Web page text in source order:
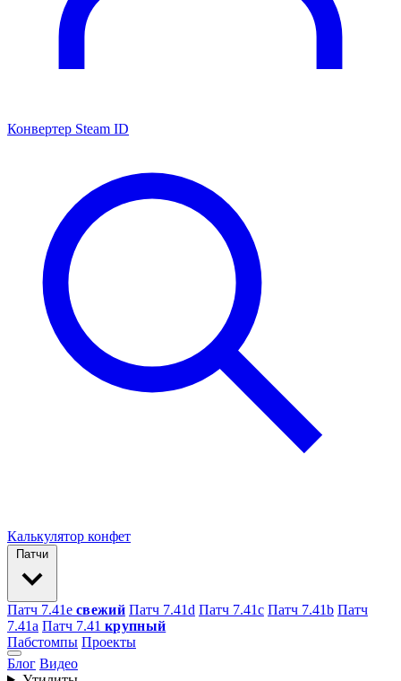
Конвертер Steam ID
Калькулятор конфет
Патчи
Патч 7.41e свежий Патч 7.41d Патч 7.41c Патч 7.41b Патч
7.41а Патч 7.41 крупный
Пабстомпы Проекты
Блог Видео